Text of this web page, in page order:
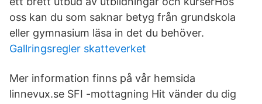
oss kan du som saknar betyg från grundskola
eller gymnasium läsa in det du behöver.
Gallringsregler skatteverket
Mer information finns på vår hemsida
linnevux.se SFI -mottagning Hit vänder du dig